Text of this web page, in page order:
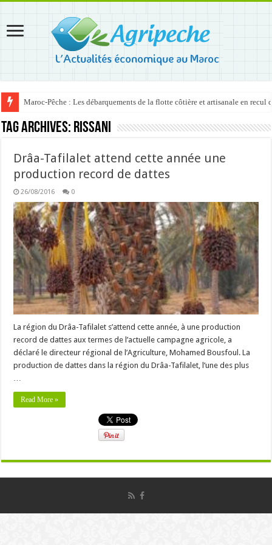
Maroc-Pêche : Les débarquements de la flotte côtière et artisanale en recul
Tag Archives: Rissani
Drâa-Tafilalet attend cette année une
production record de dattes
26/08/2016 0
La région du Drâa-Tafilalet s’attend cette année, à une production
record de dattes aux termes de l’actuelle campagne agricole, a
déclaré le directeur régional de l’Agriculture, Mohamed Bousfoul. La
production de dattes dans la région du Drâa-Tafilalet, l’une des plus
…
Read More »